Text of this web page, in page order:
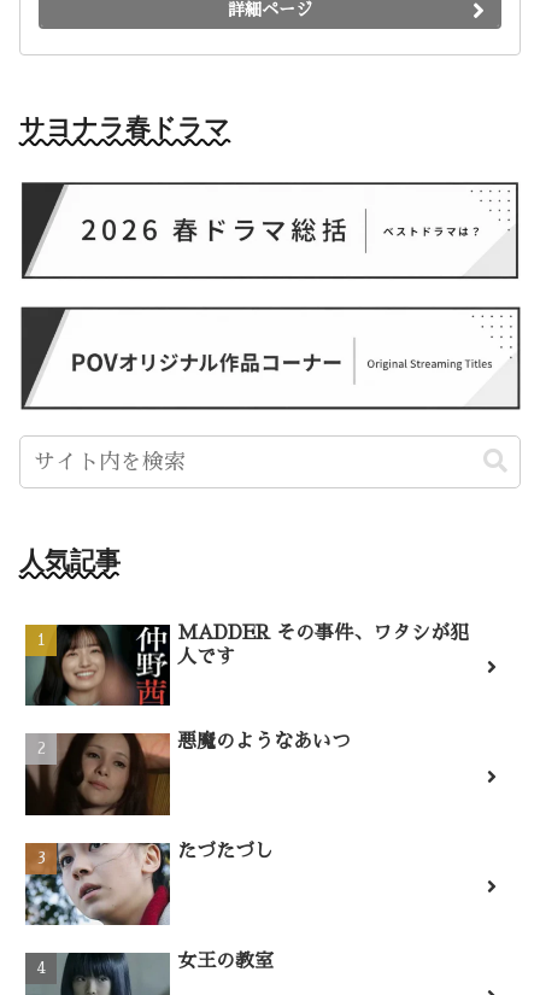
詳細ページ
サヨナラ春ドラマ
人気記事
MADDER その事件、ワタシが犯
人です
悪魔のようなあいつ
たづたづし
女王の教室